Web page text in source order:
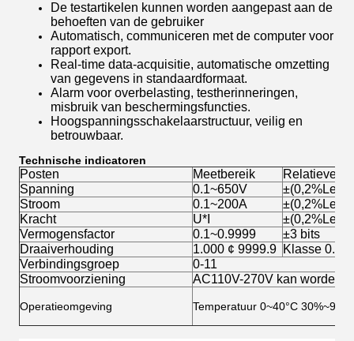
De testartikelen kunnen worden aangepast aan de
behoeften van de gebruiker
Automatisch, communiceren met de computer voor
rapport export.
Real-time data-acquisitie, automatische omzetting
van gegevens in standaardformaat.
Alarm voor overbelasting, testherinneringen,
misbruik van beschermingsfuncties.
Hoogspanningsschakelaarstructuur, veilig en
betrouwbaar.
Technische indicatoren
Posten Meetbereik
Relatieve
Spanning
0.1~650V
±(0,2%Lees
Stroom
0.1~200A
±(0,2%Lees
Kracht
U*I
±(0,2%Lees
Vermogensfactor
0.1~0.9999
±3 bits
Draaiverhouding
1.000 ¢ 9999.9 Klasse 0.2
Verbindingsgroep
0-11
Stroomvoorziening
AC110V-270V kan worden
Operatieomgeving Temperatuur 0~40°C